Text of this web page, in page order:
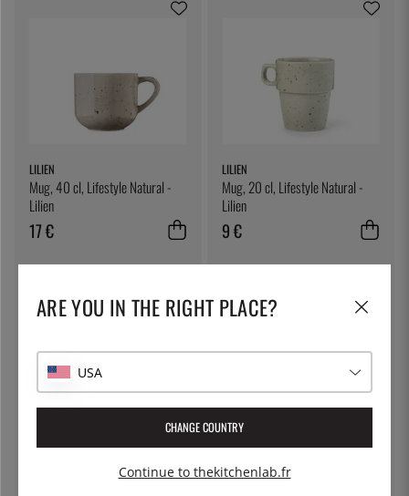
LILIEN
Mug, 40 cl, Lifestyle Natural -
Lilien
17 €
LILIEN
Mug, 20 cl, Lifestyle Natural -
Lilien
9 €
Natural - Lilien
ARE YOU IN THE RIGHT PLACE?
USA
CHANGE COUNTRY
Continue to thekitchenlab.fr